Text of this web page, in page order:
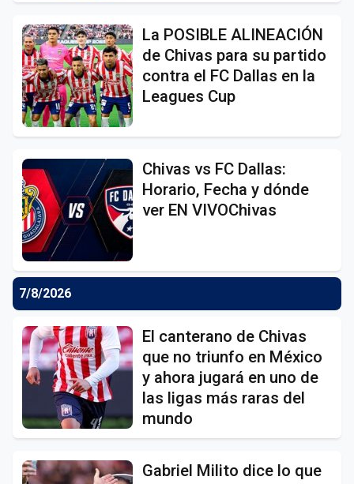
La POSIBLE ALINEACIÓN
de Chivas para su partido
contra el FC Dallas en la
Leagues Cup
Chivas vs FC Dallas:
Horario, Fecha y dónde
ver EN VIVOChivas
7/8/2026
El canterano de Chivas
que no triunfo en México
y ahora jugará en uno de
las ligas más raras del
mundo
Gabriel Milito dice lo que